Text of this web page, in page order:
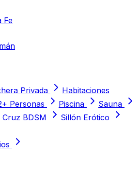
Fe
Privada
Habitaciones
Personas Piscina
Sauna
Cruz BDSM
Sillón Erótico